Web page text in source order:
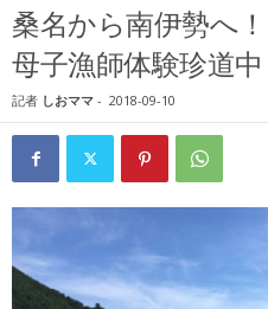
桑名から南伊勢へ
母子漁師体験珍道中
記者 しおママ - 2018-09-10